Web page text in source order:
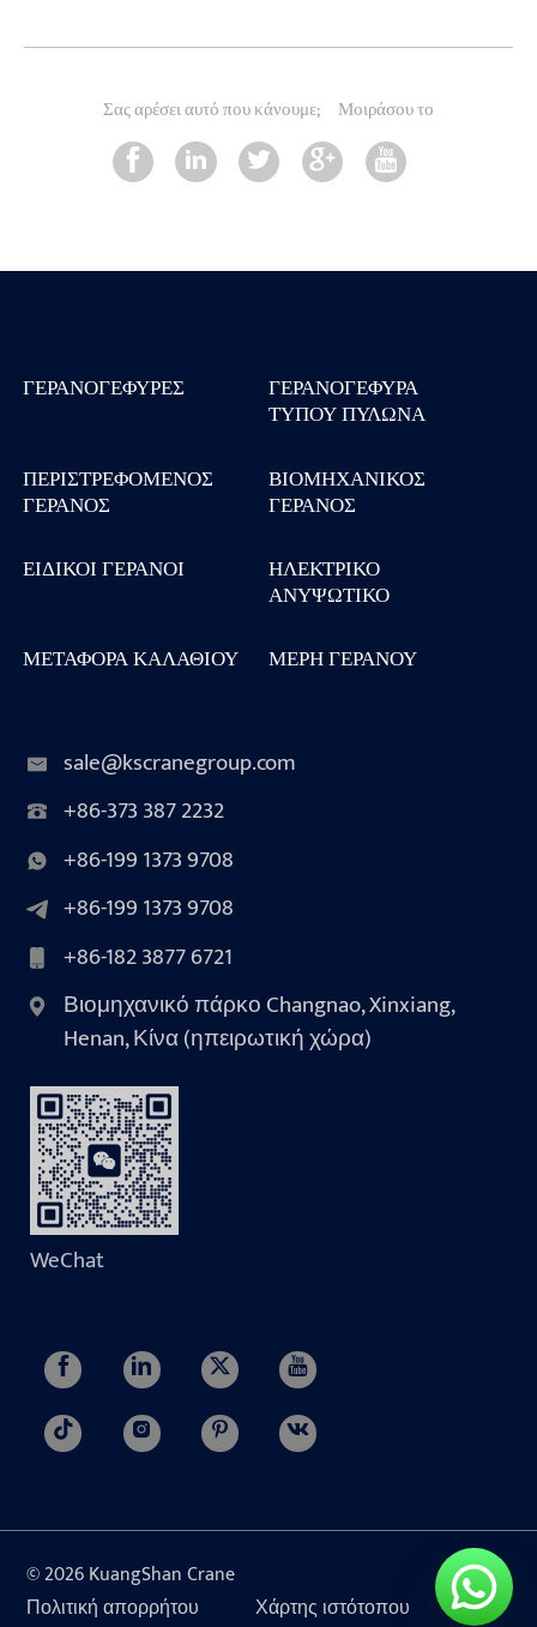
Σας αρέσει αυτό που κάνουμε; Μοιράσου το
ΓΕΡΑΝΟΓΈΦΥΡΕΣ ΓΕΡΑΝΟΓΈΦΥΡΑ
ΤΎΠΟΥ ΠΥΛΏΝΑ
ΠΕΡΙΣΤΡΕΦΌΜΕΝΟΣ
ΓΕΡΑΝΌΣ
ΒΙΟΜΗΧΑΝΙΚΌΣ
ΓΕΡΑΝΌΣ
ΕΙΔΙΚΟΊ ΓΕΡΑΝΟΊ
ΗΛΕΚΤΡΙΚΌ
ΑΝΥΨΩΤΙΚΌ
ΜΕΤΑΦΟΡΆ ΚΑΛΑΘΙΟΎ
ΜΈΡΗ ΓΕΡΑΝΟΎ
sale@kscranegroup.com
+86-373 387 2232
+86-199 1373 9708
+86-199 1373 9708
+86-182 3877 6721
Βιομηχανικό πάρκο Changnao, Xinxiang,
Henan, Κίνα (ηπειρωτική χώρα)
WeChat
© 2026 KuangShan Crane
Πολιτική απορρήτου
Χάρτης ιστότοπου